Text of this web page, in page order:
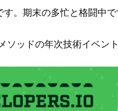
。期末の多忙と格闘中で
ッドの年次技術イベン